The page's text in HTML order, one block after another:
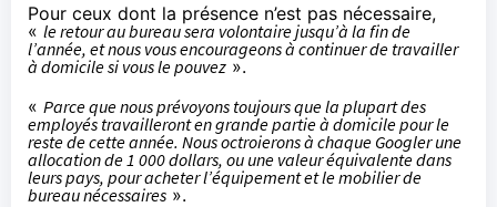
Pour ceux dont la présence n’est pas nécessaire,
« le retour au bureau sera volontaire jusqu’à la fin de
l’année, et nous vous encourageons à continuer de travailler
à domicile si vous le pouvez ».
« Parce que nous prévoyons toujours que la plupart des
employés travailleront en grande partie à domicile pour le
reste de cette année. Nous octroierons à chaque Googler une
allocation de 1 000 dollars, ou une valeur équivalente dans
leurs pays, pour acheter l’équipement et le mobilier de
bureau nécessaires ».